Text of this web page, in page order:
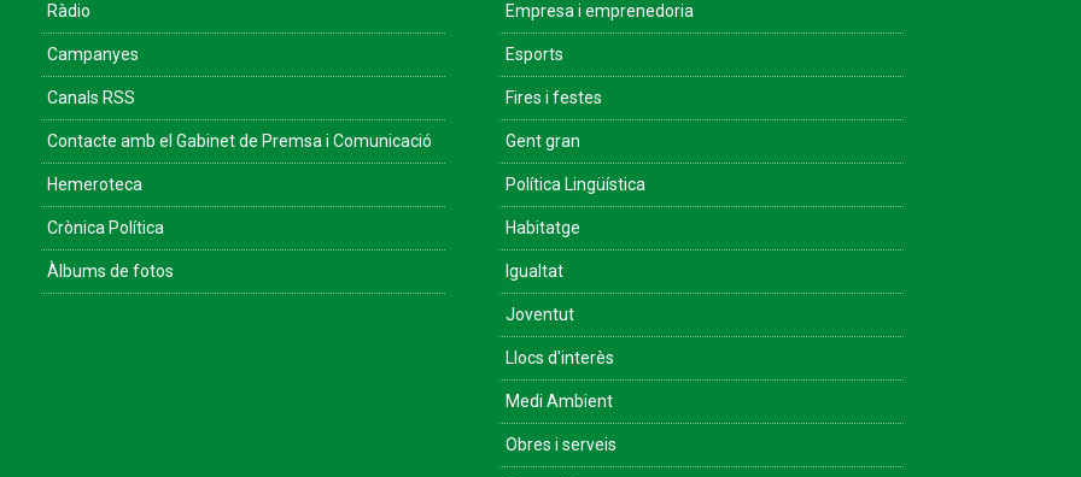
Ràdio
Campanyes
Canals RSS
Contacte amb el Gabinet de Premsa i Comunicació
Hemeroteca
Crònica Política
Àlbums de fotos
Empresa i emprenedoria
Esports
Fires i festes
Gent gran
Política Lingüística
Habitatge
Igualtat
Joventut
Llocs d'interès
Medi Ambient
Obres i serveis